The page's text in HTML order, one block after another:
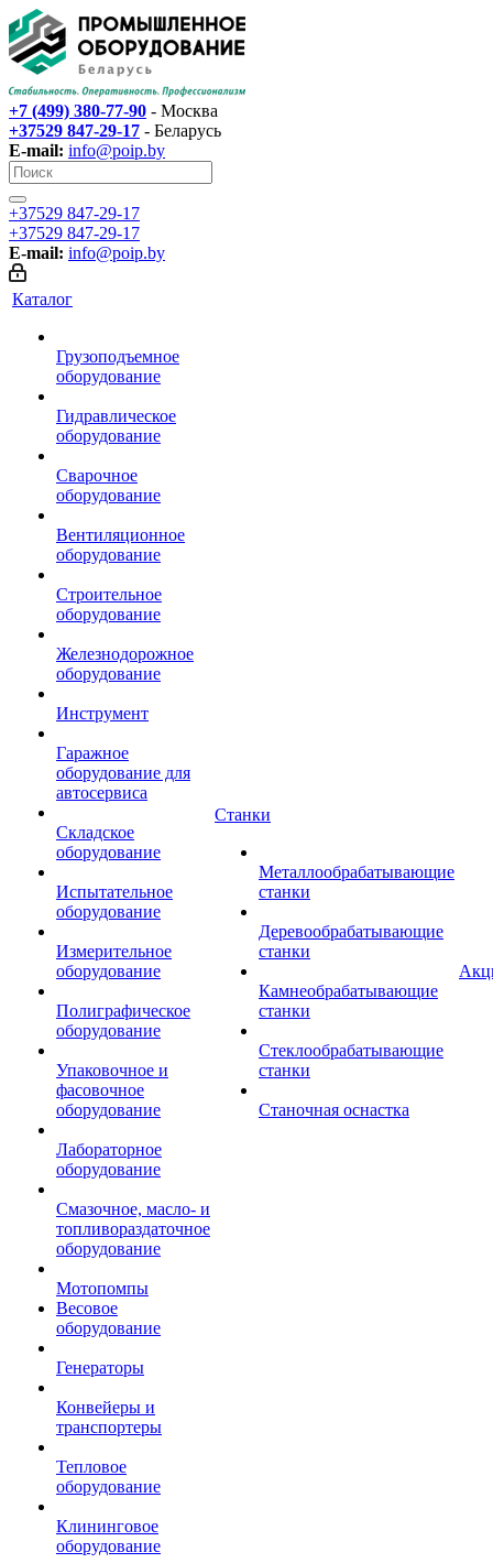
+7 (499) 380-77-90 - Москва
+37529 847-29-17‬ - Беларусь
E-mail: info@poip.by
+37529 847-29-17‬
+37529 847-29-17‬
E-mail: info@poip.by
Каталог
Грузоподъемное
оборудование
Гидравлическое
оборудование
Сварочное
оборудование
Вентиляционное
оборудование
Строительное
оборудование
Железнодорожное
оборудование
Инструмент
Гаражное
оборудование для
автосервиса
Складское
оборудование
Испытательное
оборудование
Измерительное
оборудование
Полиграфическое
оборудование
Упаковочное и
фасовочное
оборудование
Лабораторное
оборудование
Смазочное, масло- и
топливораздаточное
оборудование
Мотопомпы
Весовое
оборудование
Генераторы
Конвейеры и
транспортеры
Тепловое
оборудование
Клининговое
оборудование
Станки
Металлообрабатывающие
станки
Деревообрабатывающие
станки
Камнеобрабатывающие
станки
Стеклообрабатывающие
станки
Станочная оснастка